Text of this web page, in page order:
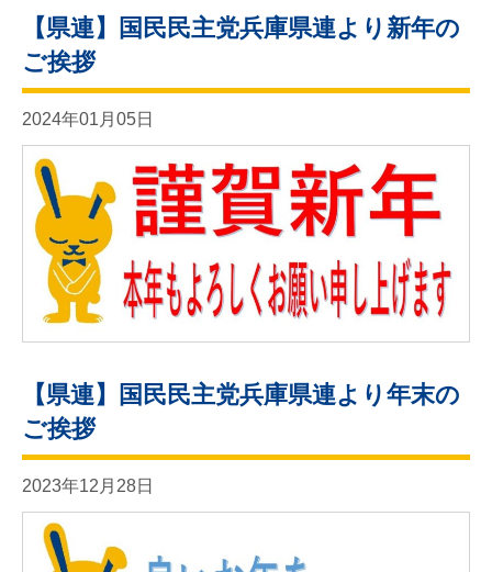
【県連】国民民主党兵庫県連より新年の
ご挨拶
2024年01月05日
【県連】国民民主党兵庫県連より年末の
ご挨拶
2023年12月28日